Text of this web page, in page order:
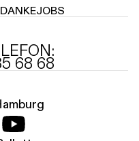
DANKEJOBS
68 68